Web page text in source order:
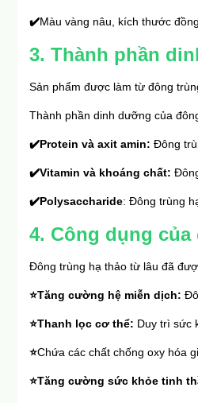
✔️Màu vàng nâu, kích thước
3. Thành phần
Sản phẩm được làm từ đông
Thành phần dinh dưỡng của
✔️Protein và axit amin: Đông
✔️Vitamin và khoáng chất:
✔️Polysaccharide: Đông trùng
4. Công dụng
Đông trùng hạ thảo từ lâu đã
⭐Tăng cường hệ miễn dịch:
⭐Thanh lọc cơ thể: Duy trì sức
⭐Chứa các chất chống oxy hóa
⭐Tăng cường sức khỏe tinh